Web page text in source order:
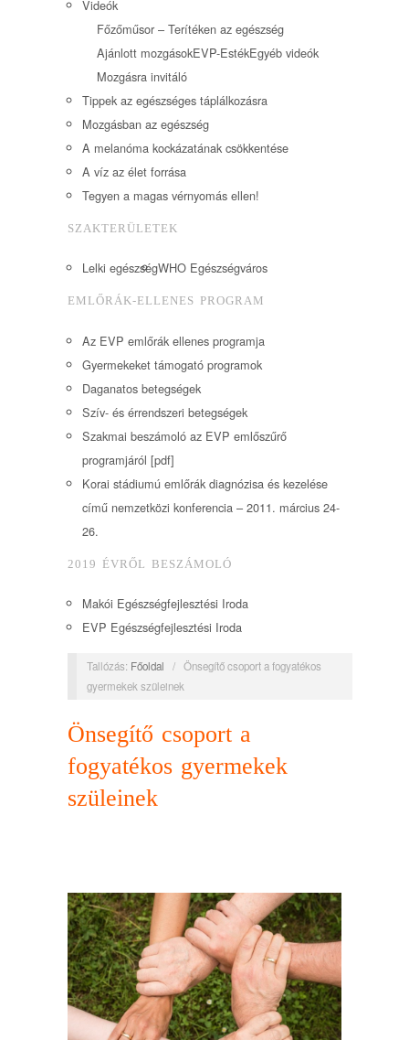
Videók
Főzőműsor – Terítéken az egészség
Ajánlott mozgásokEVP-EstékEgyéb videók
Mozgásra invitáló
Tippek az egészséges táplálkozásra
Mozgásban az egészség
A melanóma kockázatának csökkentése
A víz az élet forrása
Tegyen a magas vérnyomás ellen!
SZAKTERÜLETEK
Lelki egészségWHO Egészségváros
EMLŐRÁK-ELLENES PROGRAM
Az EVP emlőrák ellenes programja
Gyermekeket támogató programok
Daganatos betegségek
Szív- és érrendszeri betegségek
Szakmai beszámoló az EVP emlőszűrő
programjáról [pdf]
Korai stádiumú emlőrák diagnózisa és kezelése
című nemzetközi konferencia – 2011. március 24-
26.
2019 ÉVRŐL BESZÁMOLÓ
Makói Egészségfejlesztési Iroda
EVP Egészségfejlesztési Iroda
Tallózás: Főoldal / Önsegítő csoport a fogyatékos
gyermekek szüleinek
Önsegítő csoport a
fogyatékos gyermekek
szüleinek